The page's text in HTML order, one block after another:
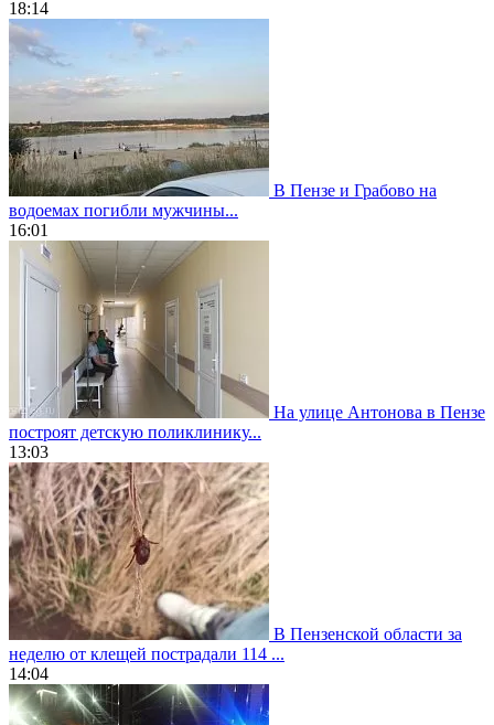
18:14
В Пензе и Грабово на
водоемах погибли мужчины...
16:01
На улице Антонова в Пензе
построят детскую поликлинику...
13:03
В Пензенской области за
неделю от клещей пострадали 114 ...
14:04